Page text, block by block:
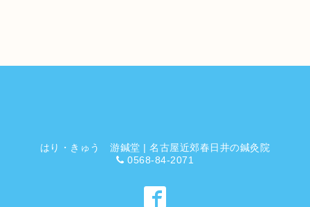
はり・きゅう 游鍼堂 | 名古屋近郊春日井の鍼灸院
0568-84-2071